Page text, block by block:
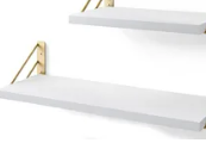
en tu hogar.
a tus necesidades,
perfecta para cada